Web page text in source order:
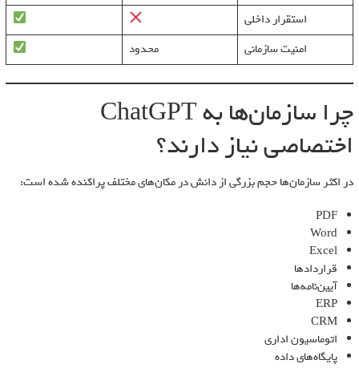
استقرار داخلی
امنیت سازمانی
محدود
چرا سازمان‌ها به ChatGPT
اختصاصی نیاز دارند؟
در اکثر سازمان‌ها حجم بزرگی از دانش در مکان‌های مختلف پراکنده شده است:
PDF
Word
Excel
قراردادها
آیین‌نامه‌ها
ERP
CRM
اتوماسیون اداری
پایگاه‌های داده